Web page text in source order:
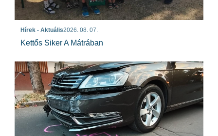
Hírek - Aktuális2026. 08. 07.
Kettős Siker A Mátrában